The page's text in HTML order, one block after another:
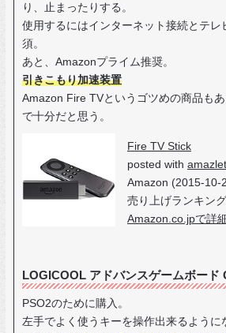
り、止まったりする。
使用するにはインターネット接続とテレ
須。
あと、Amazonプライム推奨。
引きこもり加速装置
Amazon Fire TVというゴツめの商品も
で十分だと思う。
Fire TV Stick
posted with amazlet
Amazon (2015-10-
売り上げランキン
Amazon.co.jpで詳
LOGICOOL アドバンスゲームボード
PSO2のために購入。
左手でよく使うキーを操作出来るように